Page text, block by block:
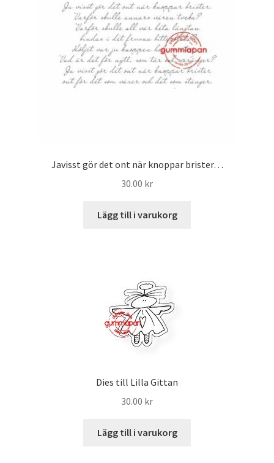
Javisst gör det ont när knoppar brister…
30.00 kr
Lägg till i varukorg
Dies till Lilla Gittan
30.00 kr
Lägg till i varukorg